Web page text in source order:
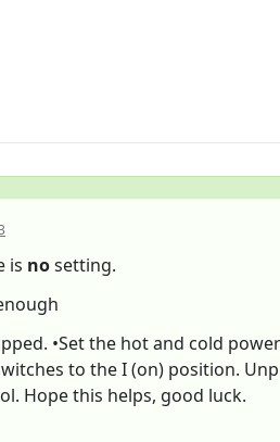
is nosetting.
•Set the hot and cold
to the I (on) position.
Hope this helps, good luck.